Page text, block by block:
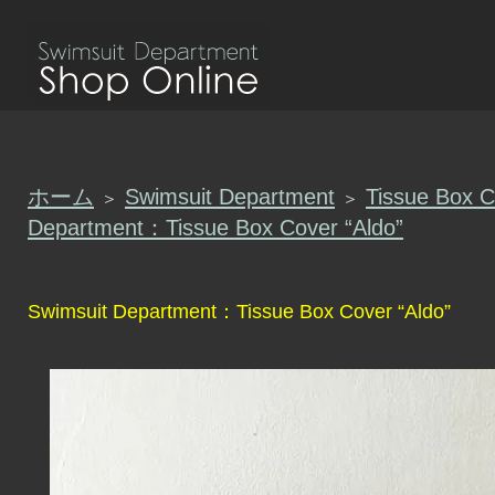
ホーム ＞ Swimsuit Department ＞ Tissue Box
Department：Tissue Box Cover “Aldo”
Swimsuit Department：Tissue Box Cover “Aldo”